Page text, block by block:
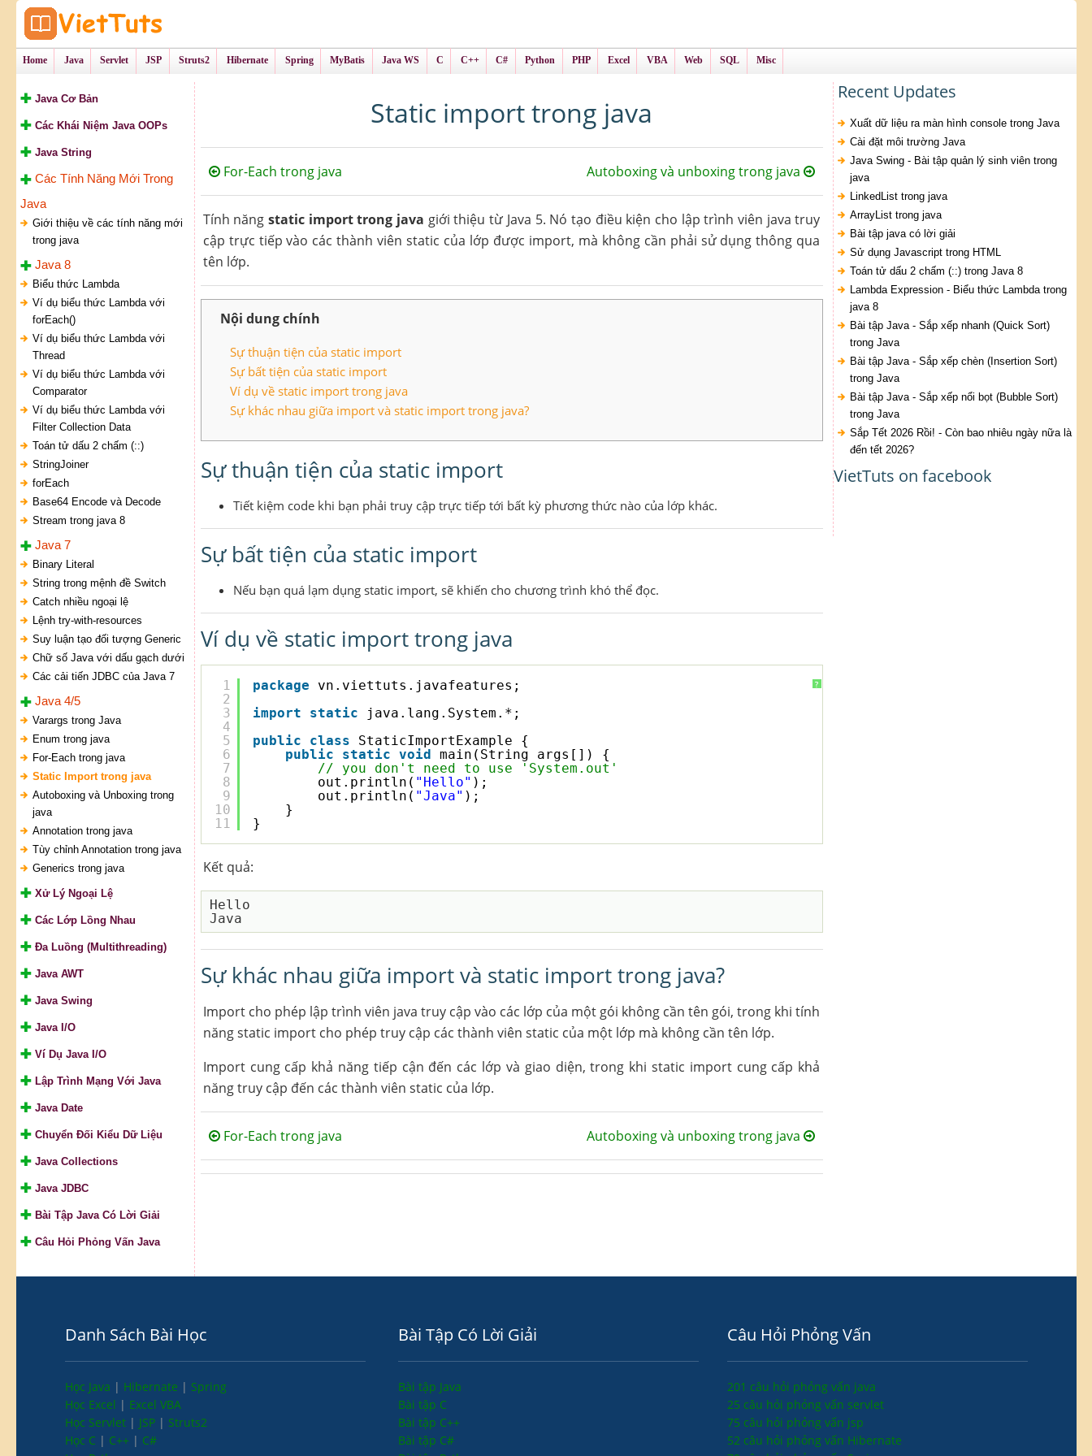
Home Java Servlet JSP Struts2 Hibernate Spring MyBatis Java WS C C++ C# Python PHP Excel VBA Web SQL Misc
Java Cơ Bản
Các Khái Niệm Java OOPs
Java String
Các Tính Năng Mới Trong
Java
Giới thiệu về các tính năng mới
trong java
Java 8
Biểu thức Lambda
Ví dụ biểu thức Lambda với
forEach()
Ví dụ biểu thức Lambda với
Thread
Ví dụ biểu thức Lambda với
Comparator
Ví dụ biểu thức Lambda với
Filter Collection Data
Toán tử dấu 2 chấm (::)
StringJoiner
forEach
Base64 Encode và Decode
Stream trong java 8
Java 7
Binary Literal
String trong mệnh đề Switch
Catch nhiều ngoại lệ
Lệnh try-with-resources
Suy luận tạo đối tượng Generic
Chữ số Java với dấu gạch dưới
Các cải tiến JDBC của Java 7
Java 4/5
Varargs trong Java
Enum trong java
For-Each trong java
Static Import trong java
Autoboxing và Unboxing trong
java
Annotation trong java
Tùy chỉnh Annotation trong java
Generics trong java
Xử Lý Ngoại Lệ
Các Lớp Lồng Nhau
Đa Luồng (Multithreading)
Java AWT
Java Swing
Java I/O
Ví Dụ Java I/O
Lập Trình Mạng Với Java
Java Date
Chuyển Đối Kiểu Dữ Liệu
Java Collections
Java JDBC
Bài Tập Java Có Lời Giải
Câu Hỏi Phỏng Vấn Java
Static import trong java
For-Each trong java Autoboxing và unboxing trong java
Tính năngstatic import trong java giới thiệu từ Java 5. Nó tạo điều kiện cho lập trình viên java truy
cập trực tiếp vào các thành viên static của lớp được import, mà không cần phải sử dụng thông qua
tên lớp.
Nội dung chính
Sự thuận tiện của static import
Sự bất tiện của static import
Ví dụ về static import trong java
Sự khác nhau giữa import và static import trong java?
Sự thuận tiện của static import
Tiết kiệm code khi bạn phải truy cập trực tiếp tới bất kỳ phương thức nào của lớp khác.
Sự bất tiện của static import
Nếu bạn quá lạm dụng static import, sẽ khiến cho chương trình khó thể đọc.
Ví dụ về static import trong java
?
1
2
3
4
5
6
7
8
9
10
11
package
vn.viettuts.javafeatures;
import
static
java.lang.System.*;
public
class
StaticImportExample {
public
static void main(String args[]) {
// you don't need to use 'System.out'
out.println( "Hello" );
out.println( "Java" );
}
}
Kết quả:
Hello
Sự khác nhau giữa import và static import trong java?
Import cho phép lập trình viên java truy cập vào các lớp của một gói không cần tên gói, trong khi tính
năng static import cho phép truy cập các thành viên static của một lớp mà không cần tên lớp.
Import cung cấp khả năng tiếp cận đến các lớp và giao diện, trong khi static import cung cấp khả
năng truy cập đến các thành viên static của lớp.
For-Each trong java Autoboxing và unboxing trong java
Recent Updates
Xuất dữ liệu ra màn hình console trong Java
Cài đặt môi trường Java
Java Swing - Bài tập quản lý sinh viên trong
java
LinkedList trong java
ArrayList trong java
Bài tập java có lời giải
Sử dụng Javascript trong HTML
Toán tử dấu 2 chấm (::) trong Java 8
Lambda Expression - Biểu thức Lambda trong
java 8
Bài tập Java - Sắp xếp nhanh (Quick Sort)
trong Java
Bài tập Java - Sắp xếp chèn (Insertion Sort)
trong Java
Bài tập Java - Sắp xếp nổi bọt (Bubble Sort)
trong Java
Sắp Tết 2026 Rồi! - Còn bao nhiêu ngày nữa là
đến tết 2026?
VietTuts on facebook
Danh Sách Bài Học
Học Java | Hibernate | Spring
Học Excel | Excel VBA
Học Servlet | JSP | Struts2
Học C | C++ | C#
Bài Tập Có Lời Giải
Bài tập Java
Bài tập C
Bài tập C++
Bài tập C#
Câu Hỏi Phỏng Vấn
201 câu hỏi phỏng vấn java
25 câu hỏi phỏng vấn servlet
75 câu hỏi phỏng vấn jsp
52 câu hỏi phỏng vấn Hibernate